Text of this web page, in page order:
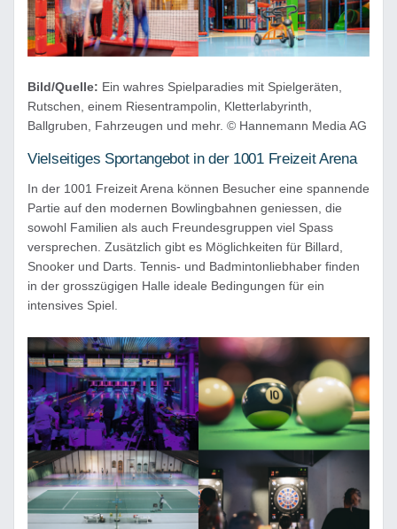
Bild/Quelle: Ein wahres Spielparadies mit Spielgeräten,
Rutschen, einem Riesentrampolin, Kletterlabyrinth,
Ballgruben, Fahrzeugen und mehr. © Hannemann Media AG
Vielseitiges Sportangebot in der 1001 Freizeit Arena
In der 1001 Freizeit Arena können Besucher eine spannende
Partie auf den modernen Bowlingbahnen geniessen, die
sowohl Familien als auch Freundesgruppen viel Spass
versprechen. Zusätzlich gibt es Möglichkeiten für Billard,
Snooker und Darts. Tennis- und Badmintonliebhaber finden
in der grosszügigen Halle ideale Bedingungen für ein
intensives Spiel.